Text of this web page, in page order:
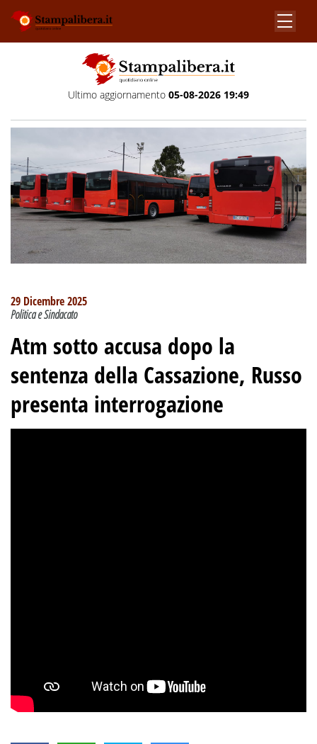
Ultimo aggiornamento 05-08-2026 19:49
29 Dicembre 2025
Politica e Sindacato
Atm sotto accusa dopo la
sentenza della Cassazione, Russo
presenta interrogazione